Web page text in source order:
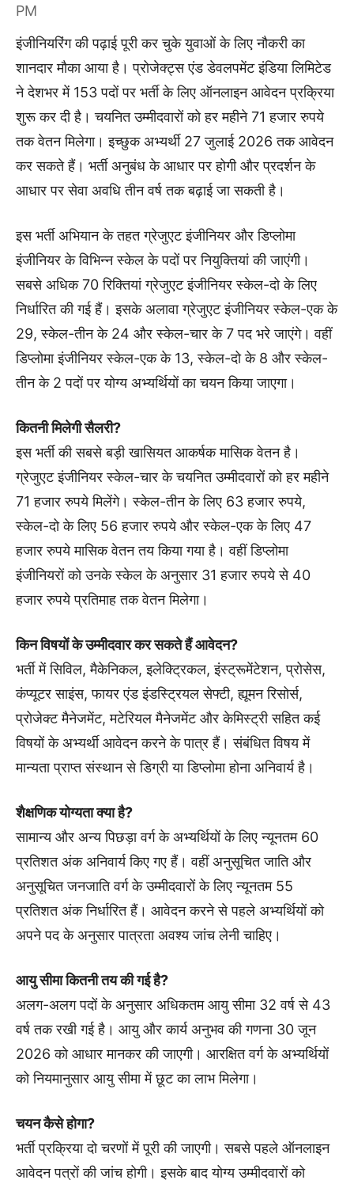
PM
इंजीनियरिंग की पढ़ाई पूरी कर चुके युवाओं के लिए नौकरी का
शानदार मौका आया है। प्रोजेक्ट्स एंड डेवलपमेंट इंडिया लिमिटेड
ने देशभर में 153 पदों पर भर्ती के लिए ऑनलाइन आवेदन प्रक्रिया
शुरू कर दी है। चयनित उम्मीदवारों को हर महीने 71 हजार रुपये
तक वेतन मिलेगा। इच्छुक अभ्यर्थी 27 जुलाई 2026 तक आवेदन
कर सकते हैं। भर्ती अनुबंध के आधार पर होगी और प्रदर्शन के
आधार पर सेवा अवधि तीन वर्ष तक बढ़ाई जा सकती है।
इस भर्ती अभियान के तहत ग्रेजुएट इंजीनियर और डिप्लोमा
इंजीनियर के विभिन्न स्केल के पदों पर नियुक्तियां की जाएंगी।
सबसे अधिक 70 रिक्तियां ग्रेजुएट इंजीनियर स्केल-दो के लिए
निर्धारित की गई हैं। इसके अलावा ग्रेजुएट इंजीनियर स्केल-एक के
29, स्केल-तीन के 24 और स्केल-चार के 7 पद भरे जाएंगे। वहीं
डिप्लोमा इंजीनियर स्केल-एक के 13, स्केल-दो के 8 और स्केल-
तीन के 2 पदों पर योग्य अभ्यर्थियों का चयन किया जाएगा।
कितनी मिलेगी सैलरी?
इस भर्ती की सबसे बड़ी खासियत आकर्षक मासिक वेतन है।
ग्रेजुएट इंजीनियर स्केल-चार के चयनित उम्मीदवारों को हर महीने
71 हजार रुपये मिलेंगे। स्केल-तीन के लिए 63 हजार रुपये,
स्केल-दो के लिए 56 हजार रुपये और स्केल-एक के लिए 47
हजार रुपये मासिक वेतन तय किया गया है। वहीं डिप्लोमा
इंजीनियरों को उनके स्केल के अनुसार 31 हजार रुपये से 40
हजार रुपये प्रतिमाह तक वेतन मिलेगा।
किन विषयों के उम्मीदवार कर सकते हैं आवेदन?
भर्ती में सिविल, मैकेनिकल, इलेक्ट्रिकल, इंस्ट्रूमेंटेशन, प्रोसेस,
कंप्यूटर साइंस, फायर एंड इंडस्ट्रियल सेफ्टी, ह्यूमन रिसोर्स,
प्रोजेक्ट मैनेजमेंट, मटेरियल मैनेजमेंट और केमिस्ट्री सहित कई
विषयों के अभ्यर्थी आवेदन करने के पात्र हैं। संबंधित विषय में
मान्यता प्राप्त संस्थान से डिग्री या डिप्लोमा होना अनिवार्य है।
शैक्षणिक योग्यता क्या है?
सामान्य और अन्य पिछड़ा वर्ग के अभ्यर्थियों के लिए न्यूनतम 60
प्रतिशत अंक अनिवार्य किए गए हैं। वहीं अनुसूचित जाति और
अनुसूचित जनजाति वर्ग के उम्मीदवारों के लिए न्यूनतम 55
प्रतिशत अंक निर्धारित हैं। आवेदन करने से पहले अभ्यर्थियों को
अपने पद के अनुसार पात्रता अवश्य जांच लेनी चाहिए।
आयु सीमा कितनी तय की गई है?
अलग-अलग पदों के अनुसार अधिकतम आयु सीमा 32 वर्ष से 43
वर्ष तक रखी गई है। आयु और कार्य अनुभव की गणना 30 जून
2026 को आधार मानकर की जाएगी। आरक्षित वर्ग के अभ्यर्थियों
को नियमानुसार आयु सीमा में छूट का लाभ मिलेगा।
चयन कैसे होगा?
भर्ती प्रक्रिया दो चरणों में पूरी की जाएगी। सबसे पहले ऑनलाइन
आवेदन पत्रों की जांच होगी। इसके बाद योग्य उम्मीदवारों को